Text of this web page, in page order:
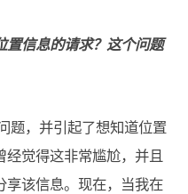
置信息的请求？这个问题
题，并引起了想知道位置
觉得这非常尴尬，并且
享该信息。现在，当我在